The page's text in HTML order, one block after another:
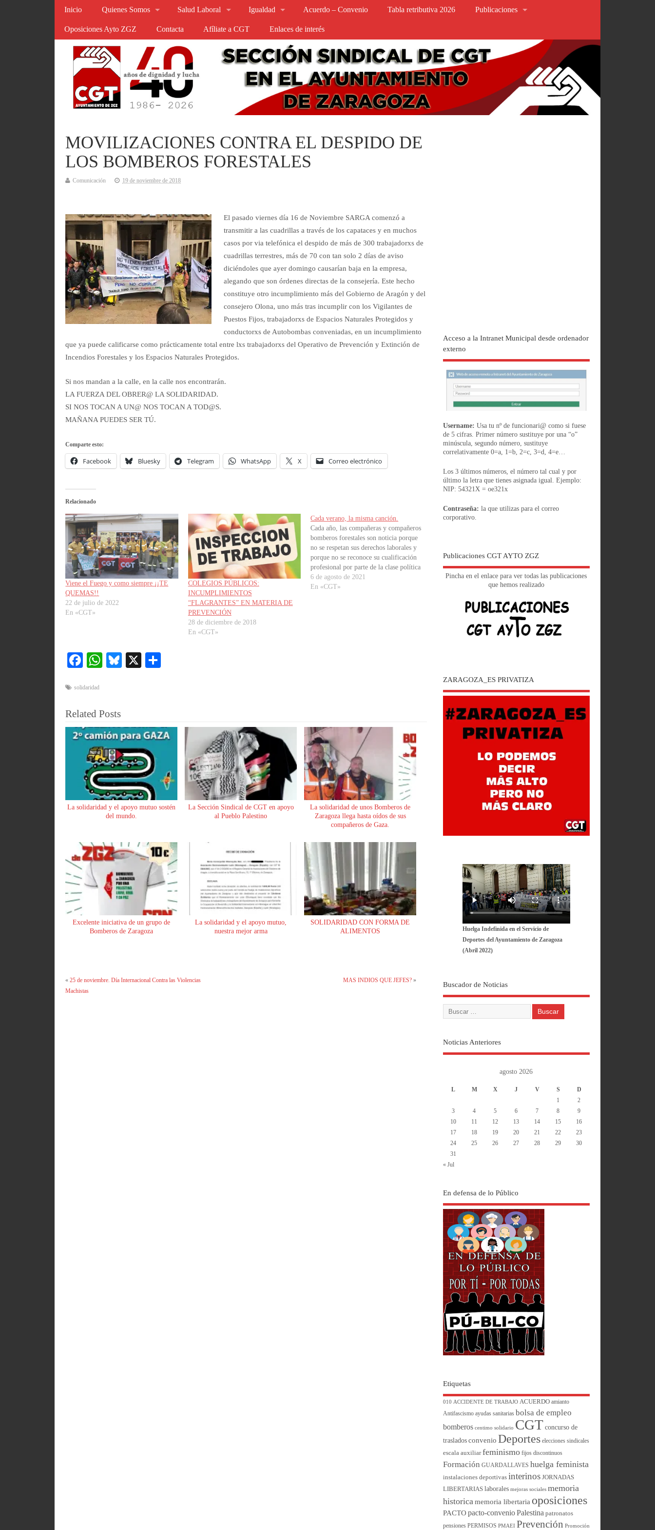
Inicio Quienes Somos Salud Laboral Igualdad Acuerdo – Convenio Tabla retributiva 2026 Publicaciones
Oposiciones Ayto ZGZ Contacta Afíliate a CGT Enlaces de interés
MOVILIZACIONES CONTRA EL DESPIDO DE
LOS BOMBEROS FORESTALES
Comunicación 19 de noviembre de 2018
El pasado viernes día 16 de Noviembre SARGA comenzó a
transmitir a las cuadrillas a través de los capataces y en muchos
casos por via telefónica el despido de más de 300 trabajadorxs de
cuadrillas terrestres, más de 70 con tan solo 2 días de aviso
diciéndoles que ayer domingo causarían baja en la empresa,
alegando que son órdenes directas de la consejería. Este hecho
constituye otro incumplimiento más del Gobierno de Aragón y del
consejero Olona, uno más tras incumplir con los Vigilantes de
Puestos Fijos, trabajadorxs de Espacios Naturales Protegidos y
conductorxs de Autobombas conveniadas, en un incumplimiento
que ya puede calificarse como prácticamente total entre lxs trabajadorxs del Operativo de Prevención y Extinción de
Incendios Forestales y los Espacios Naturales Protegidos.
Si nos mandan a la calle, en la calle nos encontrarán.
LA FUERZA DEL OBRER@ LA SOLIDARIDAD.
SI NOS TOCAN A UN@ NOS TOCAN A TOD@S.
MAÑANA PUEDES SER TÚ.
Comparte esto:
Facebook Bluesky Telegram WhatsApp X Correo electrónico
Relacionado
Viene el Fuego y como siempre ¡¡TE
QUEMAS!!
22 de julio de 2022
En «CGT»
COLEGIOS PÚBLICOS:
INCUMPLIMIENTOS
“FLAGRANTES” EN MATERIA DE
PREVENCIÓN
28 de diciembre de 2018
En «CGT»
Cada verano, la misma canción.
Cada año, las compañeras y compañeros
bomberos forestales son noticia porque
no se respetan sus derechos laborales y
porque no se reconoce su cualificación
profesional por parte de la clase política
ni por parte de la empresa que crearon
para que actúe como coartada para no
6 de agosto de 2021
En «CGT»
Fa
bo
ok
W
A
pp
Bl X
rti
r
solidaridad
Related Posts
La solidaridad y el apoyo mutuo sostén
del mundo.
La Sección Sindical de CGT en apoyo
al Pueblo Palestino
La solidaridad de unos Bomberos de
Zaragoza llega hasta oídos de sus
compañeros de Gaza.
Excelente iniciativa de un grupo de
Bomberos de Zaragoza
La solidaridad y el apoyo mutuo,
nuestra mejor arma
SOLIDARIDAD CON FORMA DE
ALIMENTOS
«25 de noviembre. Día Internacional Contra las Violencias
Machistas
MAS INDIOS QUE JEFES? »
Acceso a la Intranet Municipal desde ordenador
externo
Username: Usa tu nº de funcionari@ como si fuese
de 5 cifras. Primer número sustituye por una “o”
minúscula, segundo número, sustituye
correlativamente 0=a, 1=b, 2=c, 3=d, 4=e…
Los 3 últimos números, el número tal cual y por
último la letra que tienes asignada igual. Ejemplo:
NIP: 54321X = oe321x
Contraseña: la que utilizas para el correo
corporativo.
Publicaciones CGT AYTO ZGZ
Pincha en el enlace para ver todas las publicaciones
que hemos realizado
ZARAGOZA_ES PRIVATIZA
Huelga Indefinida en el Servicio de
Deportes del Ayuntamiento de Zaragoza
(Abril 2022)
Buscador de Noticias
Noticias Anteriores
agosto 2026
L M X J V S
D
1
2
3
4 5 6 7 8
9
10
11 12 13 14 15
16
17
18 19 20 21 22
23
24
25 26 27 28 29
30
31
« Jul
En defensa de lo Público
Etiquetas
010 ACCIDENTE DE TRABAJO ACUERDO amianto
Antifascismo ayudas sanitarias bolsa de empleo
bomberos centimo solidario CGT concurso de
traslados convenio Deportes elecciones sindicales
escala auxiliar feminismo fijos discontinuos
Formación GUARDALLAVES huelga feminista
instalaciones deportivas interinos JORNADAS
LIBERTARIAS laborales mejoras sociales memoria
historica memoria libertaria oposiciones
PACTO pacto-convenio Palestina patronatos
pensiones PERMISOS PMAEI Prevención Promoción